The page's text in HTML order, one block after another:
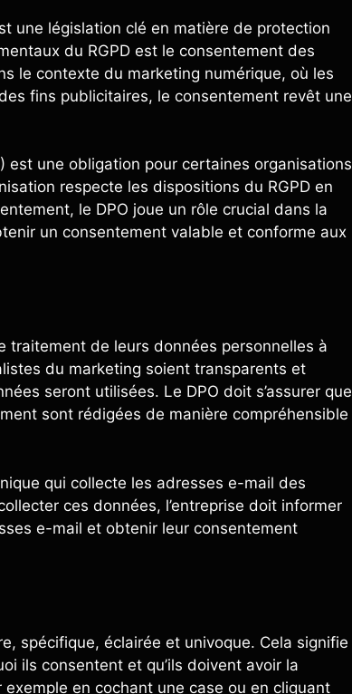
une législation clé en matière de protection
du RGPD est le consentement des
le contexte du marketing numérique, où les
fins publicitaires, le consentement revêt une
est une obligation pour certaines organisations
respecte les dispositions du RGPD en
le DPO joue un rôle crucial dans la
un consentement valable et conforme aux
traitement de leurs données personnelles à
du marketing soient transparents et
seront utilisées. Le DPO doit s’assurer que
sont rédigées de manière compréhensible
qui collecte les adresses e-mail des
ces données, l’entreprise doit informer
e-mail et obtenir leur consentement
spécifique, éclairée et univoque. Cela signifie
ils consentent et qu’ils doivent avoir la
en cochant une case ou en cliquant